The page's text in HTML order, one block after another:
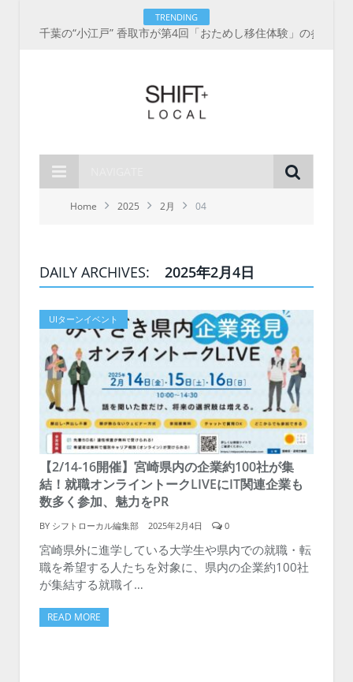
TRENDING
Home 2025 2月 04
DAILY ARCHIVES: 2025年2月4日
UIターンイベント
【2/14-16開催】宮崎県内の企業約100社が集
結！就職オンライントークLIVEにIT関連企業も
数多く参加、魅力をPR
BY シフトローカル編集部 2025年2月4日 0
宮崎県外に進学している大学生や県内での就職・転
職を希望する人たちを対象に、県内の企業約100社
が集結する就職イ…
READ MORE